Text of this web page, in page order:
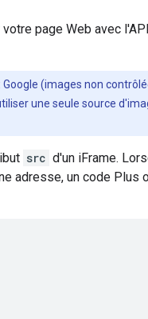
page Web avec
: Google (images non
une seule source
src d'un iFrame.
adresse, un code Plus